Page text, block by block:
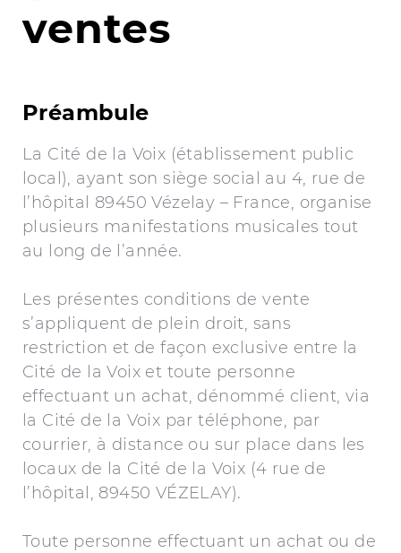
ventes
Préambule
La Cité de la Voix (établissement public
local), ayant son siège social au 4, rue de
l’hôpital 89450 Vézelay – France, organise
plusieurs manifestations musicales tout
au long de l’année.
Les présentes conditions de vente
s’appliquent de plein droit, sans
restriction et de façon exclusive entre la
Cité de la Voix et toute personne
effectuant un achat, dénommé client, via
la Cité de la Voix par téléphone, par
courrier, à distance ou sur place dans les
locaux de la Cité de la Voix (4 rue de
l’hôpital, 89450 VÉZELAY).
Toute personne effectuant un achat ou de